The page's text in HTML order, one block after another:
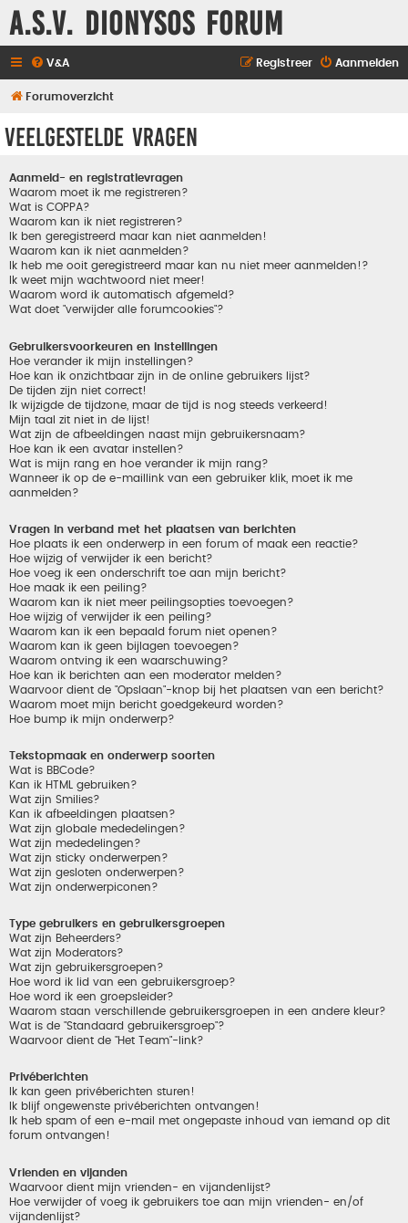
A.S.V. Dionysos Forum
V&A Aanmelden
Registreer
Forumoverzicht
Veelgestelde vragen
Aanmeld- en registratievragen
Waarom moet ik me registreren?
Wat is COPPA?
Waarom kan ik niet registreren?
Ik ben geregistreerd maar kan niet aanmelden!
Waarom kan ik niet aanmelden?
Ik heb me ooit geregistreerd maar kan nu niet meer aanmelden!?
Ik weet mijn wachtwoord niet meer!
Waarom word ik automatisch afgemeld?
Wat doet "verwijder alle forumcookies"?
Gebruikersvoorkeuren en instellingen
Hoe verander ik mijn instellingen?
Hoe kan ik onzichtbaar zijn in de online gebruikers lijst?
De tijden zijn niet correct!
Ik wijzigde de tijdzone, maar de tijd is nog steeds verkeerd!
Mijn taal zit niet in de lijst!
Wat zijn de afbeeldingen naast mijn gebruikersnaam?
Hoe kan ik een avatar instellen?
Wat is mijn rang en hoe verander ik mijn rang?
Wanneer ik op de e-maillink van een gebruiker klik, moet ik me
aanmelden?
Vragen in verband met het plaatsen van berichten
Hoe plaats ik een onderwerp in een forum of maak een reactie?
Hoe wijzig of verwijder ik een bericht?
Hoe voeg ik een onderschrift toe aan mijn bericht?
Hoe maak ik een peiling?
Waarom kan ik niet meer peilingsopties toevoegen?
Hoe wijzig of verwijder ik een peiling?
Waarom kan ik een bepaald forum niet openen?
Waarom kan ik geen bijlagen toevoegen?
Waarom ontving ik een waarschuwing?
Hoe kan ik berichten aan een moderator melden?
Waarvoor dient de "Opslaan"-knop bij het plaatsen van een bericht?
Waarom moet mijn bericht goedgekeurd worden?
Hoe bump ik mijn onderwerp?
Tekstopmaak en onderwerp soorten
Wat is BBCode?
Kan ik HTML gebruiken?
Wat zijn Smilies?
Kan ik afbeeldingen plaatsen?
Wat zijn globale mededelingen?
Wat zijn mededelingen?
Wat zijn sticky onderwerpen?
Wat zijn gesloten onderwerpen?
Wat zijn onderwerpiconen?
Type gebruikers en gebruikersgroepen
Wat zijn Beheerders?
Wat zijn Moderators?
Wat zijn gebruikersgroepen?
Hoe word ik lid van een gebruikersgroep?
Hoe word ik een groepsleider?
Waarom staan verschillende gebruikersgroepen in een andere kleur?
Wat is de "Standaard gebruikersgroep"?
Waarvoor dient de "Het Team"-link?
Privéberichten
Ik kan geen privéberichten sturen!
Ik blijf ongewenste privéberichten ontvangen!
Ik heb spam of een e-mail met ongepaste inhoud van iemand op dit
forum ontvangen!
Vrienden en vijanden
Waarvoor dient mijn vrienden- en vijandenlijst?
Hoe verwijder of voeg ik gebruikers toe aan mijn vrienden- en/of
vijandenlijst?